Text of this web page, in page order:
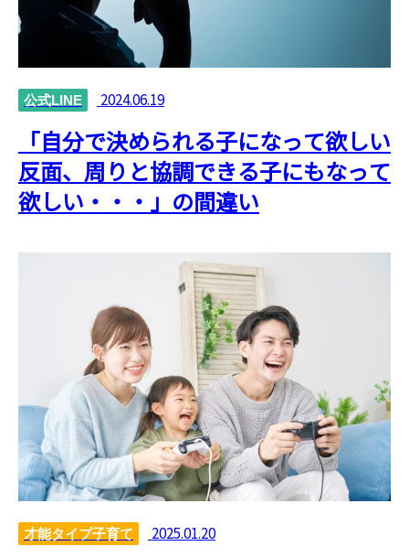
公式LINE 2024.06.19
「自分で決められる子になって欲しい
反面、周りと協調できる子にもなって
欲しい・・・」の間違い
才能タイプ子育て 2025.01.20